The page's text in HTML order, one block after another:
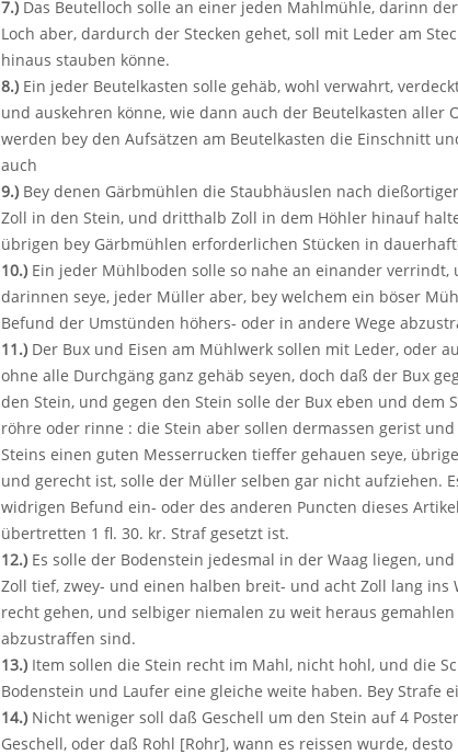
7.)Das Beutelloch solle an einer jeden Mahlmühle, darinn
Loch aber, dardurch der Stecken gehet, soll mit Leder am
hinaus stauben könne.
8.)Ein jeder Beutelkasten solle gehäb, wohl verwahrt,
und auskehren könne, wie dann auch der Beutelkasten
werden bey den Aufsätzen am Beutelkasten die Einschnitt
auch
9.)Bey denen Gärbmühlen die Staubhäuslen nach
Zoll in den Stein, und dritthalb Zoll in dem Höhler hinauf
übrigen bey Gärbmühlen erforderlichen Stücken in
10.)Ein jeder Mühlboden solle so nahe an einander verrindt,
darinnen seye, jeder Müller aber, bey welchem ein böser
Befund der Umstünden höhers- oder in andere Wege
11.)Der Bux und Eisen am Mühlwerk sollen mit Leder, oder
ohne alle Durchgäng ganz gehäb seyen, doch daß der Bux
den Stein, und gegen den Stein solle der Bux eben und dem
röhre oder rinne : die Stein aber sollen dermassen gerist
Steins einen guten Messerrucken tieffer gehauen seye,
und gerecht ist, solle der Müller selben gar nicht aufziehen.
widrigen Befund ein- oder des anderen Puncten dieses
übertretten 1 fl. 30. kr. Straf gesetzt ist.
12.)Es solle der Bodenstein jedesmal in der Waag liegen,
Zoll tief, zwey- und einen halben breit- und acht Zoll lang
recht gehen, und selbiger niemalen zu weit heraus
abzustraffen sind.
13.)Item sollen die Stein recht im Mahl, nicht hohl, und die
Bodenstein und Laufer eine gleiche weite haben. Bey Strafe
14.)Nicht weniger soll daß Geschell um den Stein auf 4
Geschell, oder daß Rohl [Rohr], wann es reissen wurde,